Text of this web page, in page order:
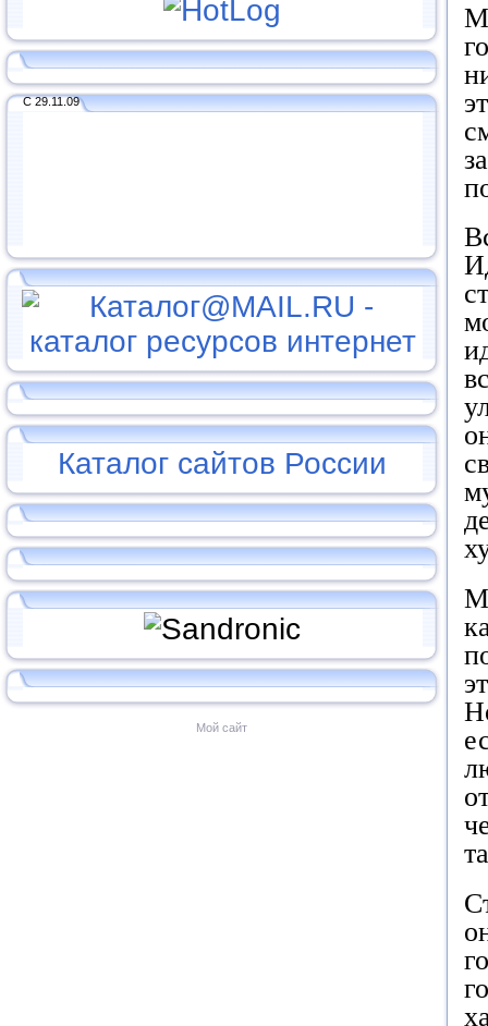
С 29.11.09
Каталог сайтов России
Мой сайт